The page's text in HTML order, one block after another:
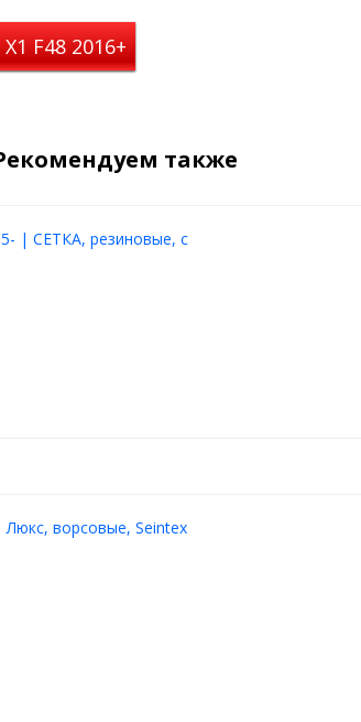
F48 2016+
также
| СЕТКА, резиновые, с
ворсовые, Seintex